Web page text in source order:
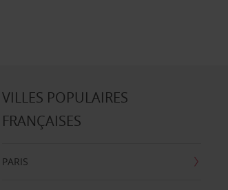
VILLES POPULAIRES
FRANÇAISES
PARIS